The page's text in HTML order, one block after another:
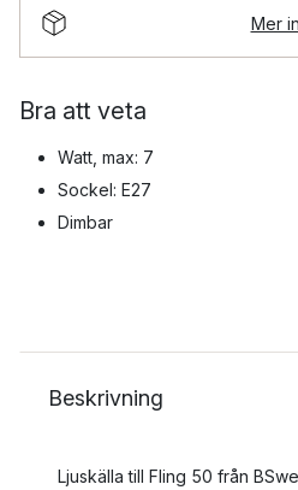
Mer
Bra att veta
Watt, max: 7
Sockel: E27
Dimbar
Beskrivning
Ljuskälla till Fling 50 från